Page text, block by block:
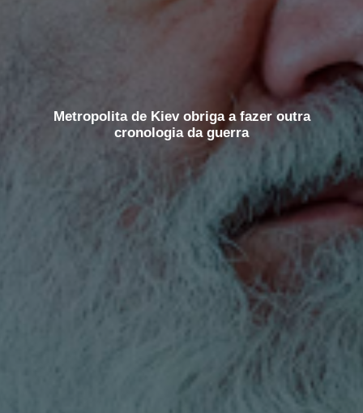
Metropolita de Kiev obriga a fazer outra
cronologia da guerra